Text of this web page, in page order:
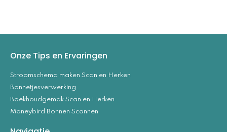
Onze Tips en Ervaringen
Stroomschema maken Scan en Herken
Bonnetjesverwerking
Boekhoudgemak Scan en Herken
Moneybird Bonnen Scannen